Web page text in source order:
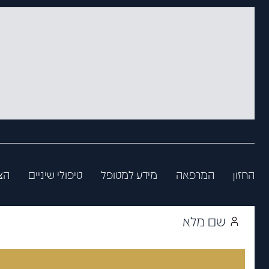
החזון המרפאה מידע למטופל טיפולי שיניים